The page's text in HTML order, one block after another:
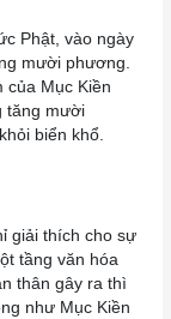
Phật, vào ngày
mười phương.
của Mục Kiền
tăng mười
biển khổ.
giải thích cho sự
tầng văn hóa
thân gây ra thì
như Mục Kiền